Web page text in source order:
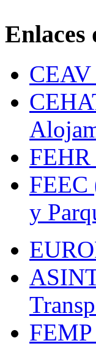
Enlaces
CEAV
FEHR
FEEC
y